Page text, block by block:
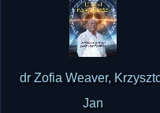
dr Zofia Weaver, Krzysztof
Jan
Umysł na wolności